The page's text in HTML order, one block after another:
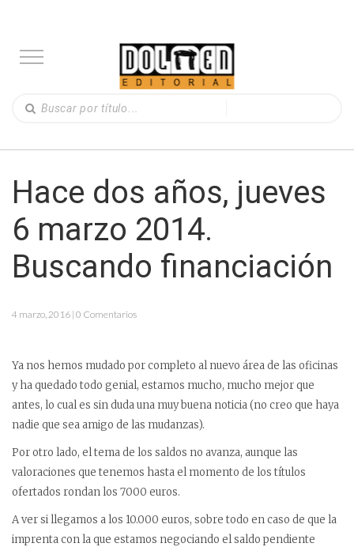
Hace dos años, jueves
6 marzo 2014.
Buscando financiación
4 marzo, 2016 | 0 Comentarios
Ya nos hemos mudado por completo al nuevo área de las oficinas
y ha quedado todo genial, estamos mucho, mucho mejor que
antes, lo cual es sin duda una muy buena noticia (no creo que haya
nadie que sea amigo de las mudanzas).
Por otro lado, el tema de los saldos no avanza, aunque las
valoraciones que tenemos hasta el momento de los títulos
ofertados rondan los 7000 euros.
A ver si llegamos a los 10.000 euros, sobre todo en caso de que la
imprenta con la que estamos negociando el saldo pendiente